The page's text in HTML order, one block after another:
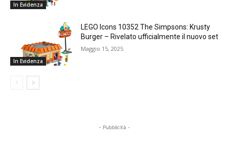
In Evidenza
In Evidenza
LEGO Icons 10352 The Simpsons: Krusty
Burger – Rivelato ufficialmente il nuovo set
Maggio 15, 2025
- Pubblicità -